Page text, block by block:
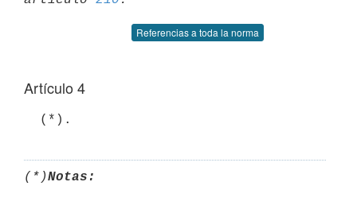
Referencias a toda la norma
Artículo 4
(*)Notas: